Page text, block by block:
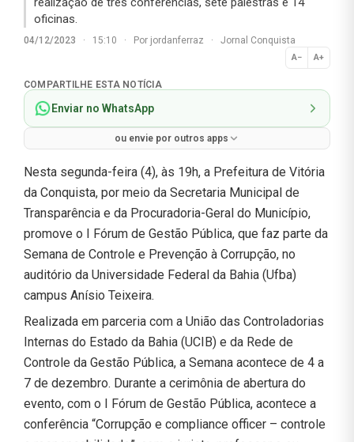
oficinas.
04/12/2023 · 15:10 · Por jordanferraz · Jornal Conquista
A− A+
Normal
COMPARTILHE ESTA NOTÍCIA
Enviar no WhatsApp
ou envie por outros apps
Nesta segunda-feira (4), às 19h, a Prefeitura de Vitória
da Conquista, por meio da Secretaria Municipal de
Transparência e da Procuradoria-Geral do Município,
promove o I Fórum de Gestão Pública, que faz parte da
Semana de Controle e Prevenção à Corrupção, no
auditório da Universidade Federal da Bahia (Ufba)
campus Anísio Teixeira.
Realizada em parceria com a União das Controladorias
Internas do Estado da Bahia (UCIB) e da Rede de
Controle da Gestão Pública, a Semana acontece de 4 a
7 de dezembro. Durante a cerimônia de abertura do
evento, com o I Fórum de Gestão Pública, acontece a
conferência “Corrupção e compliance officer – controle